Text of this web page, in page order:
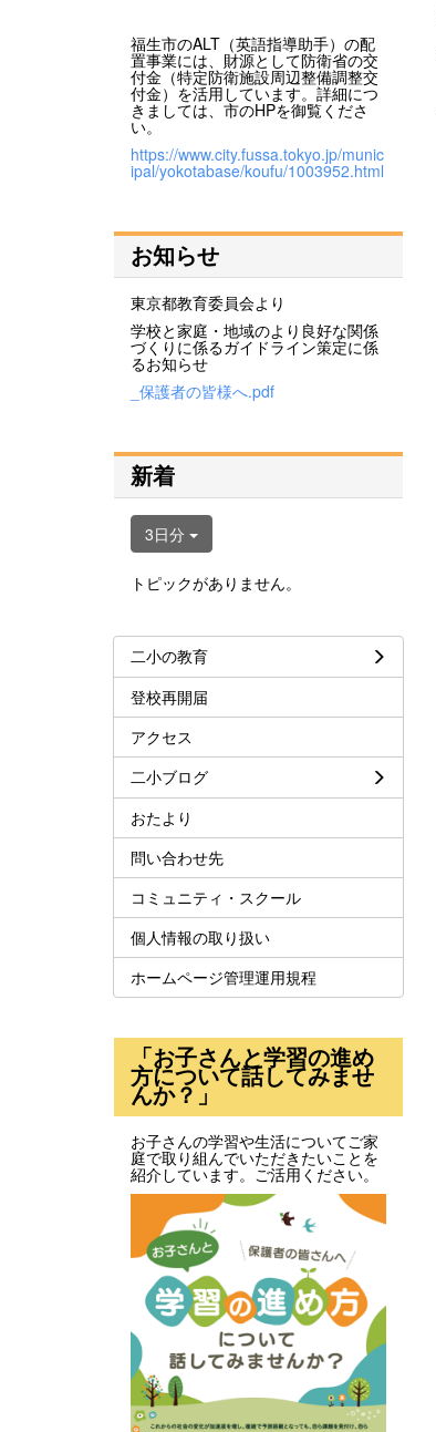
福生市のALT（英語指導助手）の配
置事業には、財源として防衛省の交
付金（特定防衛施設周辺整備調整交
付金）を活用しています。詳細につ
きましては、市のHPを御覧くださ
い。
https://www.city.fussa.tokyo.jp/munic
ipal/yokotabase/koufu/1003952.html
お知らせ
東京都教育委員会より
学校と家庭・地域のより良好な関係
づくりに係るガイドライン策定に係
るお知らせ
_保護者の皆様へ.pdf
新着
3日分
トピックがありません。
二小の教育
登校再開届
アクセス
二小ブログ
おたより
問い合わせ先
コミュニティ・スクール
個人情報の取り扱い
ホームページ管理運用規程
「お子さんと学習の進め
方について話してみませ
んか？」
お子さんの学習や生活についてご家
庭で取り組んでいただきたいことを
紹介しています。ご活用ください。